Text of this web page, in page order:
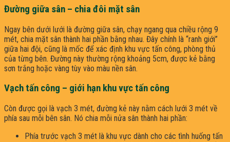
Đường giữa sân – chia đôi mặt sân
Ngay bên dưới lưới là đường giữa sân, chạy ngang qua chiều rộng 9
mét, chia mặt sân thành hai phần bằng nhau. Đây chính là “ranh giới”
giữa hai đội, cũng là mốc để xác định khu vực tấn công, phòng thủ
của từng bên. Đường này thường rộng khoảng 5cm, được kẻ bằng
sơn trắng hoặc vàng tùy vào màu nền sân.
Vạch tấn công – giới hạn khu vực tấn công
Còn được gọi là vạch 3 mét, đường kẻ này nằm cách lưới 3 mét về
phía sau mỗi bên sân. Nó chia mỗi nửa sân thành hai phần:
Phía trước vạch 3 mét là khu vực dành cho các tình huống tấn